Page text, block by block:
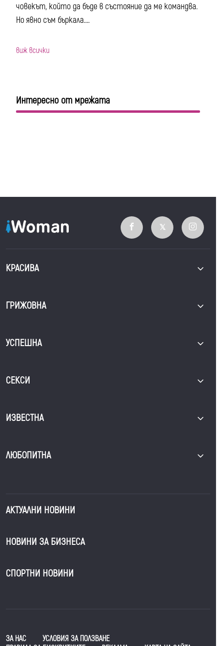
човекът, който да бъде в състояние да ме командва.
Но явно съм бъркала....
виж всички
Интересно от мрежата
КРАСИВА
ГРИЖОВНА
УСПЕШНА
СЕКСИ
ИЗВЕСТНА
ЛЮБОПИТНА
АКТУАЛНИ НОВИНИ
НОВИНИ ЗА БИЗНЕСА
СПОРТНИ НОВИНИ
ЗА НАС
УСЛОВИЯ ЗА ПОЛЗВАНЕ